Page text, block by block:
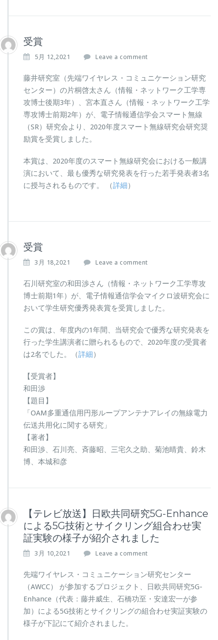
受賞
5月 12,2021 Leave a comment
藤井研究室（先端ワイヤレス・コミュニケーション研究
センター）の片桐啓太さん（情報・ネットワーク工学専
攻博士後期3年）、宮本直さん（情報・ネットワーク工学
専攻博士前期2年）が、電子情報通信学会スマート無線
（SR）研究会より、2020年度スマート無線研究会研究奨
励賞を受賞しました。
本賞は、2020年度のスマート無線研究会における一般講
演において、最も優秀な研究発表を行った若手発表者3名
に授与されるものです。 （詳細）
受賞
3月 18,2021 Leave a comment
石川研究室の和田渉さん（情報・ネットワーク工学専攻
博士前期1年）が、電子情報通信学会マイクロ波研究会に
おいて学生研究優秀発表賞を受賞しました。
この賞は、年度内の1年間、当研究会で優秀な研究発表を
行った学生講演者に贈られるもので、2020年度の受賞者
は2名でした。（詳細）
【受賞者】
和田渉
【題目】
「OAM多重通信用円形ループアンテナアレイの無線電力
伝送共用化に関する研究」
【著者】
和田渉、石川亮、斉藤昭、三宅久之助、菊池晴貴、鈴木
博、本城和彦
【テレビ放送】日欧共同研究5G-Enhance
による5G技術とサイクリング組合わせ実
証実験の様子が紹介されました
3月 10,2021 Leave a comment
先端ワイヤレス・コミュニケーション研究センター
（AWCC） が参加するプロジェクト、日欧共同研究5G-
Enhance（代表：藤井威生、石橋功至・安達宏一が参
加）による5G技術とサイクリングの組合わせ実証実験の
様子が下記にて紹介されました。